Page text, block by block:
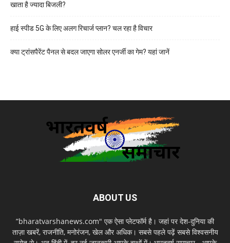
खाता है ज्यादा बिजली?
हाई स्पीड 5G के लिए अलग रिचार्ज प्लान? चल रहा है विचार
क्या ट्रांसपैरेंट पैनल से बदल जाएगा सोलर एनर्जी का गेम? यहां जानें
ABOUT US
”bharatvarshanews.com" एक ऐसा प्लेटफॉर्म है। जहां पर देश-दुनिया की
ताज़ा खबरें, राजनीति, मनोरंजन, खेल और अधिक। सबसे पहले पढ़ें सबसे विश्वसनीय